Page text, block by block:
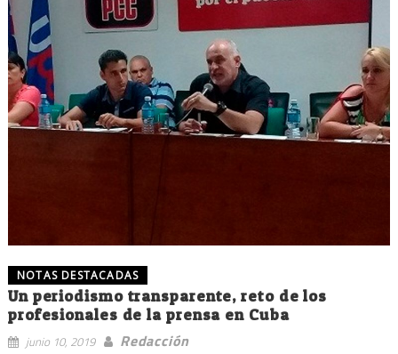
NOTAS DESTACADAS
Un periodismo transparente, reto de los
profesionales de la prensa en Cuba
junio 10, 2019
Redacción